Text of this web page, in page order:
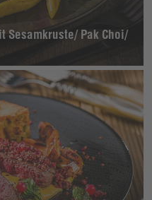
Sesamkruste/ Pak Choi/